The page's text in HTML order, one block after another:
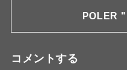
POLER
コメントする